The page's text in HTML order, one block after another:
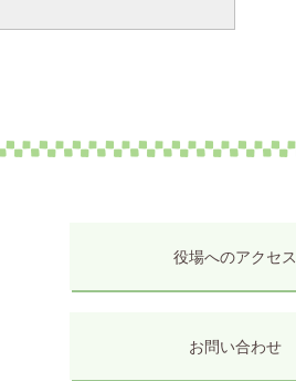
役場へのアクセス
お問い合わせ